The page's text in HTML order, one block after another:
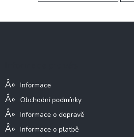
Informace
Obchodní podmínky
Informace o dopravě
Informace o platbě